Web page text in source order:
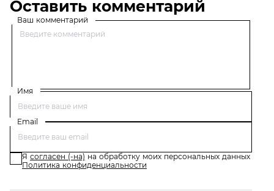
Оставить комментарий
Ваш комментарий
Имя
Email
Я согласен (-на) на обработку моих персональных данных
Политика конфиденциальности